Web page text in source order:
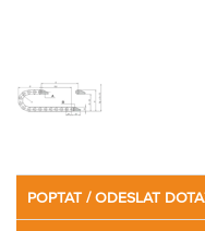
POPTAT / ODESLAT